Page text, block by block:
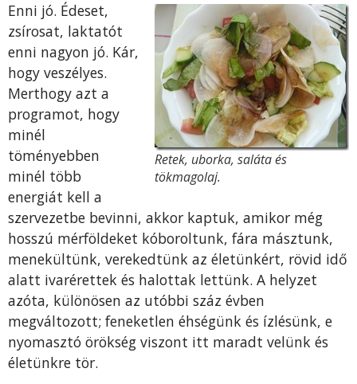
Retek, uborka, saláta és
tökmagolaj.
Enni jó. Édeset,
zsírosat, laktatót
enni nagyon jó. Kár,
hogy veszélyes.
Merthogy azt a
programot, hogy
minél
töményebben
minél több
energiát kell a
szervezetbe bevinni, akkor kaptuk, amikor még
hosszú mérföldeket kóboroltunk, fára másztunk,
menekültünk, verekedtünk az életünkért, rövid idő
alatt ivarérettek és halottak lettünk. A helyzet
azóta, különösen az utóbbi száz évben
megváltozott; feneketlen éhségünk és ízlésünk, e
nyomasztó örökség viszont itt maradt velünk és
életünkre tör.